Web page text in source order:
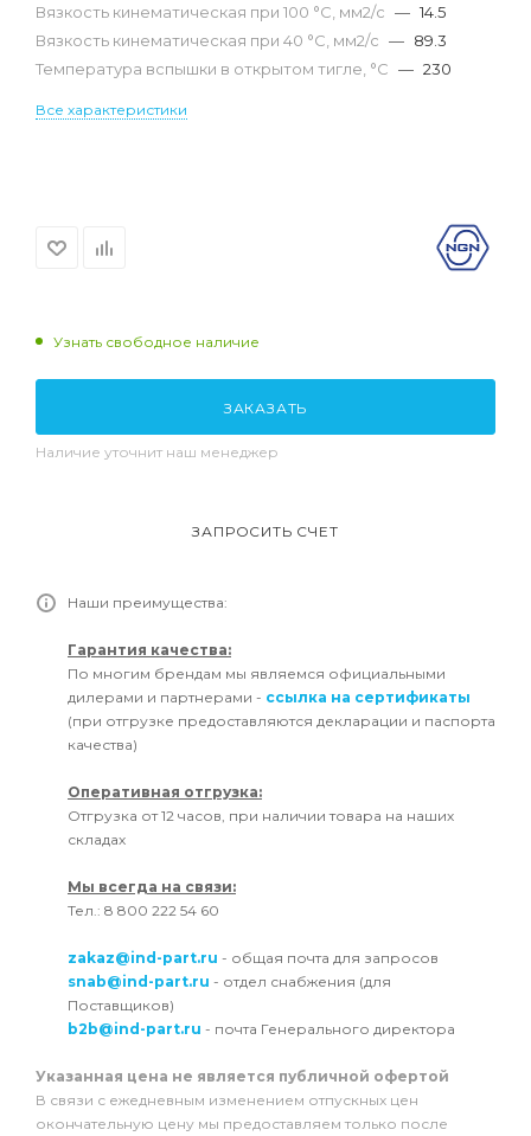
Вязкость кинематическая при 100 °С, мм2/с — 14.5
Вязкость кинематическая при 40 °С, мм2/с — 89.3
Температура вспышки в открытом тигле, °С — 230
Все характеристики
Узнать свободное наличие
ЗАКАЗАТЬ
Наличие уточнит наш менеджер
ЗАПРОСИТЬ СЧЕТ
Наши преимущества:
Гарантия качества:
По многим брендам мы являемся официальными
дилерами и партнерами - ссылка на сертификаты
(при отгрузке предоставляются декларации и паспорта
качества)
Оперативная отгрузка:
Отгрузка от 12 часов, при наличии товара на наших
складах
Мы всегда на связи:
Тел.: 8 800 222 54 60
zakaz@ind-part.ru - общая почта для запросов
snab@ind-part.ru - отдел снабжения (для
Поставщиков)
b2b@ind-part.ru - почта Генерального директора
Указанная цена не является публичной офертой
В связи с ежедневным изменением отпускных цен
окончательную цену мы предоставляем только после